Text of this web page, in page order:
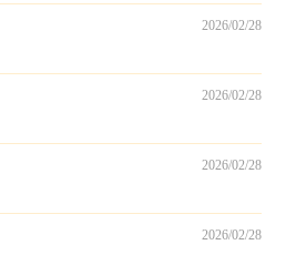
2026/02/28
2026/02/28
2026/02/28
2026/02/28